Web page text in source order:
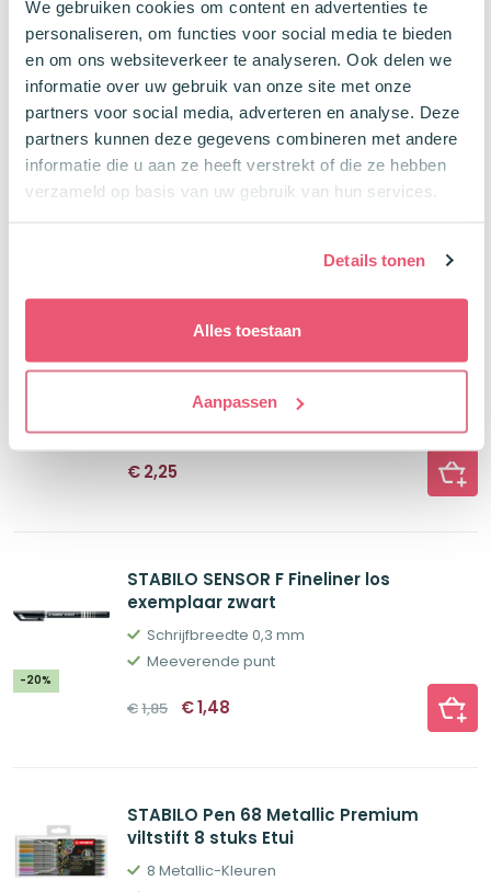
We gebruiken cookies om content en advertenties te
personaliseren, om functies voor social media te bieden
en om ons websiteverkeer te analyseren. Ook delen we
informatie over uw gebruik van onze site met onze
partners voor social media, adverteren en analyse. Deze
partners kunnen deze gegevens combineren met andere
informatie die u aan ze heeft verstrekt of die ze hebben
verzameld op basis van uw gebruik van hun services.
Details tonen
Alles toestaan
Aanpassen
Oorspronkelijke
prijs
was:
€6,95.
5,00 Huidige
prijs
€5,00.
Oxford Ringbandpapier A4 120 Vel 5 X 5
Geruit Icemint
120 losse bladen met mint rand
Westcott Liniaal 30 cm Transparant
Transparant en stevig
€2,25
-20%
STABILO SENSOR F Fineliner los
exemplaar zwart
Schrijfbreedte 0,3 mm
Meeverende punt
€1,85 Oorspronkelijke
prijs
€1,48
STABILO Pen 68 Metallic Premium
viltstift 8 stuks Etui
8 Metallic-Kleuren